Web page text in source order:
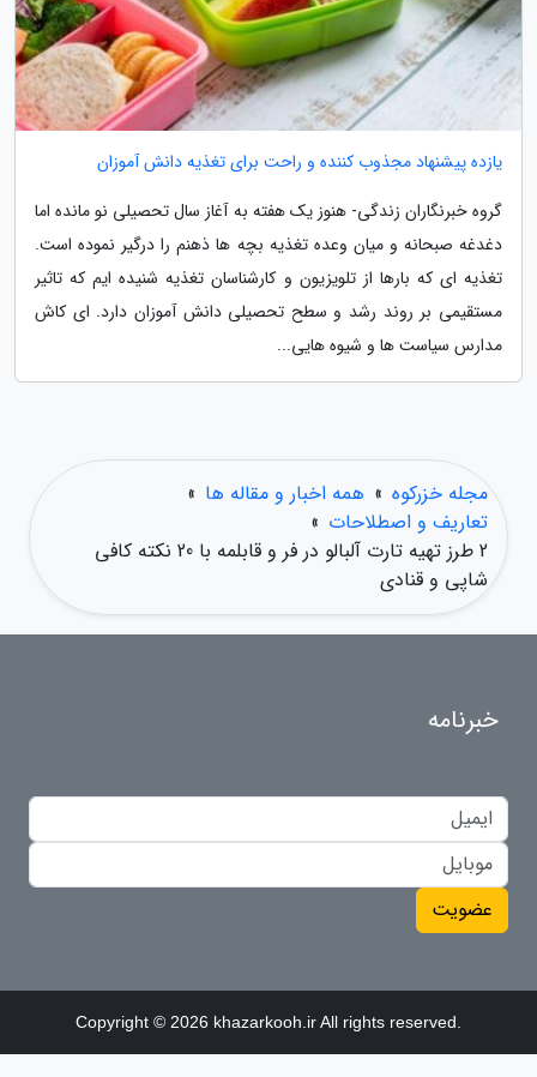
یازده پیشنهاد مجذوب کننده و راحت برای تغذیه دانش آموزان
گروه خبرنگاران زندگی- هنوز یک هفته به آغاز سال تحصیلی نو مانده اما
دغدغه صبحانه و میان وعده تغذیه بچه ها ذهنم را درگیر نموده است.
تغذیه ای که بارها از تلویزیون و کارشناسان تغذیه شنیده ایم که تاثیر
مستقیمی بر روند رشد و سطح تحصیلی دانش آموزان دارد. ای کاش
مدارس سیاست ها و شیوه هایی...
مجله خزرکوه » همه اخبار و مقاله ها »
تعاریف و اصطلاحات »
2 طرز تهیه تارت آلبالو در فر و قابلمه با 20 نکته کافی
شاپی و قنادی
خبرنامه
عضویت
Copyright © 2026 khazarkooh.ir All rights reserved.